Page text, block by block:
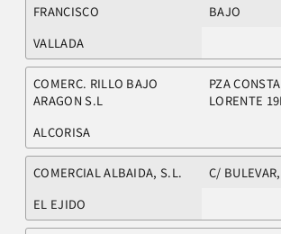
FRANCISCO
BAJO
VALLADA
COMERC. RILLO BAJO
ARAGON S.L
PZA
LORENTE
ALCORISA
COMERCIAL ALBAIDA, S.L.
C/
EL EJIDO